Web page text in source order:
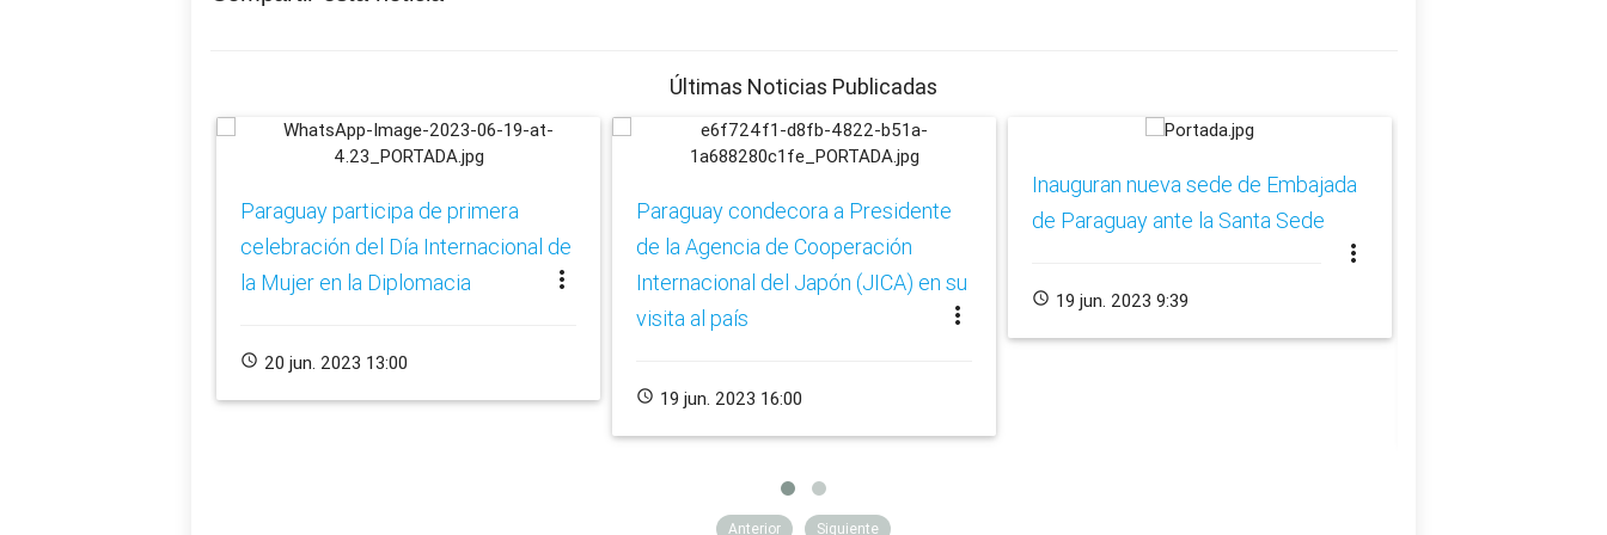
Últimas Noticias Publicadas
Paraguay participa de primera
celebración del Día Internacional de
la Mujer en la Diplomacia
more_vert
schedule 20 jun. 2023 13:00
Paraguay condecora a Presidente
de la Agencia de Cooperación
Internacional del Japón (JICA) en su
visita al país
more_vert
schedule 19 jun. 2023 16:00
Inauguran nueva sede de Embajada
de Paraguay ante la Santa Sede
more_vert
schedule 19 jun. 2023 9:39
Anterior Siguiente